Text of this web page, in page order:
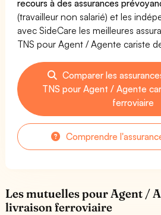
recours à des assurances
(travailleur non salarié) et les
avec SideCare les meilleures
TNS pour Agent / Agente cariste
Comparer les
TNS pour Agent / Agente
ferroviaire
Comprendre
Les mutuelles pour Agent /
livraison ferroviaire